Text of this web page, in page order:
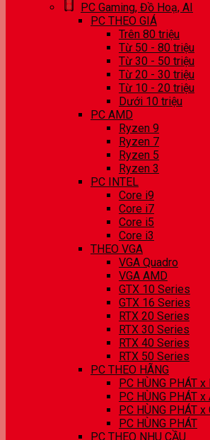
PC Gaming, Đồ Hoạ, AI
PC THEO GIÁ
Trên 80 triệu
Từ 50 - 80 triệu
Từ 30 - 50 triệu
Từ 20 - 30 triệu
Từ 10 - 20 triệu
Dưới 10 triệu
PC AMD
Ryzen 9
Ryzen 7
Ryzen 5
Ryzen 3
PC INTEL
Core i9
Core i7
Core i5
Core i3
THEO VGA
VGA Quadro
VGA AMD
GTX 10 Series
GTX 16 Series
RTX 20 Series
RTX 30 Series
RTX 40 Series
RTX 50 Series
PC THEO HÃNG
PC HÙNG PHÁT x
PC HÙNG PHÁT x
PC HÙNG PHÁT x
PC HÙNG PHÁT
PC THEO NHU CẦU